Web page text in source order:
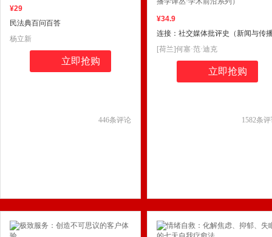
¥29
民法典百问百答
446条评论
杨立新
立即抢购
¥34.9
连接：社交媒体批评史（新闻与传
学译丛·学术前沿系列）
1582条
[荷兰]何塞·范·迪克
立即抢购